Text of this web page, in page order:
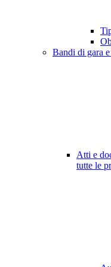
Bandi di gara
Atti e
tutte le